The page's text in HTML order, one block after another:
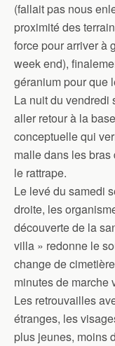
(fallait pas nous
proximité des
force pour arriver à
week end),
géranium pour que
La nuit du vendredi
aller retour à la
conceptuelle qui
malle dans les
le rattrape.
Le levé du samedi
droite, les
découverte de la
villa » redonne le
change de
minutes de marche
Les retrouvailles
étranges, les
plus jeunes, moins